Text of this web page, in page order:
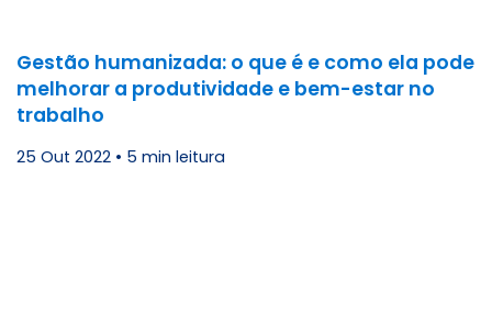
Gestão humanizada: o que é e como ela pode
melhorar a produtividade e bem-estar no
trabalho
25 Out 2022 • 5 min leitura